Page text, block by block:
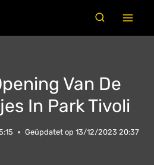
Van De
In Park Tivoli
Geüpdatet op 13/12/2023 20:37